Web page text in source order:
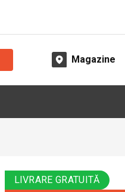
Magazine
LIVRARE GRATUITĂ